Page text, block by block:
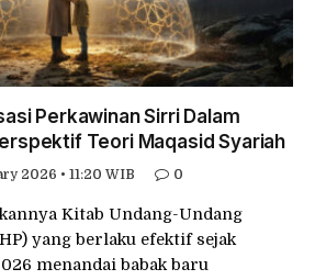
Perkawinan Sirri Dalam
Teori Maqasid Syariah
2026 • 11:20 WIB 0
Kitab Undang-Undang
yang berlaku efektif sejak
menandai babak baru